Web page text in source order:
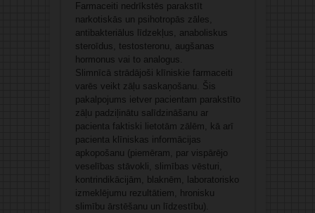
Farmaceiti nedrīkstēs parakstīt
narkotiskās un psihotropās zāles,
antibakteriālus līdzekļus, anaboliskus
steroīdus, testosteronu, augšanas
hormonus vai to analogus.
Slimnīcā strādājoši klīniskie farmaceiti
varēs veikt zāļu saskaņošanu. Šis
pakalpojums ietver pacientam parakstīto
zāļu padziļinātu salīdzināšanu ar
pacienta faktiski lietotām zālēm, kā arī
pacienta klīniskas informācijas
apkopošanu (piemēram, par vispārējo
veselības stāvokli, slimības vēsturi,
kontrindikācijām, blaknēm, laboratorisko
izmeklējumu rezultātiem, hronisku
slimību ārstēšanu un līdzestību).